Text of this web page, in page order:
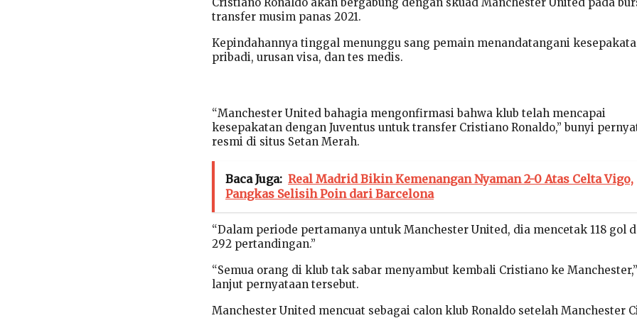
transfer musim panas 2021.
Kepindahannya tinggal menunggu sang pemain menandatangani
pribadi, urusan visa, dan tes medis.
“Manchester United bahagia mengonfirmasi bahwa klub telah mencapai
kesepakatan dengan Juventus untuk transfer Cristiano Ronaldo,” bunyi
resmi di situs Setan Merah.
Baca Juga: Real Madrid Bikin Kemenangan Nyaman 2-0 Atas Celta Vigo,
Pangkas Selisih Poin dari Barcelona
“Dalam periode pertamanya untuk Manchester United, dia mencetak 118 gol
292 pertandingan.”
“Semua orang di klub tak sabar menyambut kembali Cristiano ke Manchester,”
lanjut pernyataan tersebut.
Manchester United mencuat sebagai calon klub Ronaldo setelah Manchester